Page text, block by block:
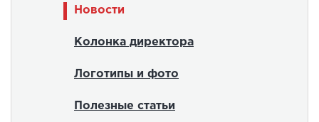
Новости
Колонка директора
Логотипы и фото
Полезные статьи